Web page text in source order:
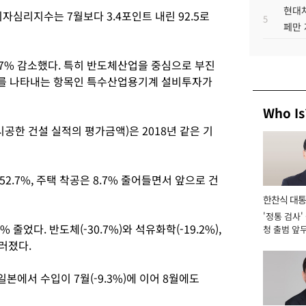
심리지수는 7월보다 3.4포인트 내린 92.5로
감소했다. 특히 반도체산업을 중심으로 부진
나타내는 항목인 특수산업용기계 설비투자가
한 건설 실적의 평가금액)은 2018년 같은 기
주택 착공은 8.7% 줄어들면서 앞으로 건
줄었다. 반도체(-30.7%)와 석유화학(-19.2%),
졌다.
에서 수입이 7월(-9.3%)에 이어 8월에도
5
현대
페만
Who
한찬식 대
서관
'정통 검사'
청 출범 앞